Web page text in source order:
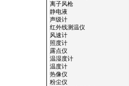
离子风枪
静电液
声级计
红外线测温仪
风速计
照度计
露点仪
温湿度计
温度计
热像仪
粉尘仪